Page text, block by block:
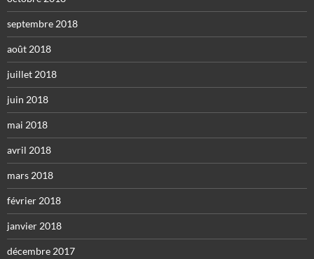
septembre 2018
août 2018
juillet 2018
juin 2018
mai 2018
avril 2018
mars 2018
février 2018
janvier 2018
décembre 2017